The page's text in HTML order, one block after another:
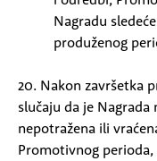
Nagradu
produženog
20. Nakon završetka
slučaju da je Nagrada
nepotražena ili
Promotivnog